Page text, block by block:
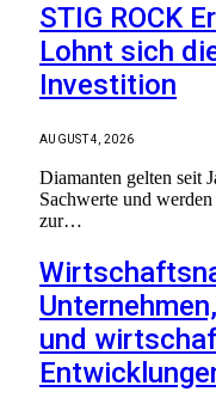
STIG ROCK
Lohnt sich
Investition
AUGUST 4, 2026
Diamanten gelten seit
Sachwerte und
zur…
und